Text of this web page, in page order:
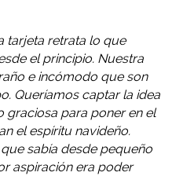
tarjeta retrata lo que
el principio. Nuestra
e incómodo que son
Queríamos captar la idea
graciosa para poner en el
el espíritu navideño.
sabía desde pequeño
aspiración era poder